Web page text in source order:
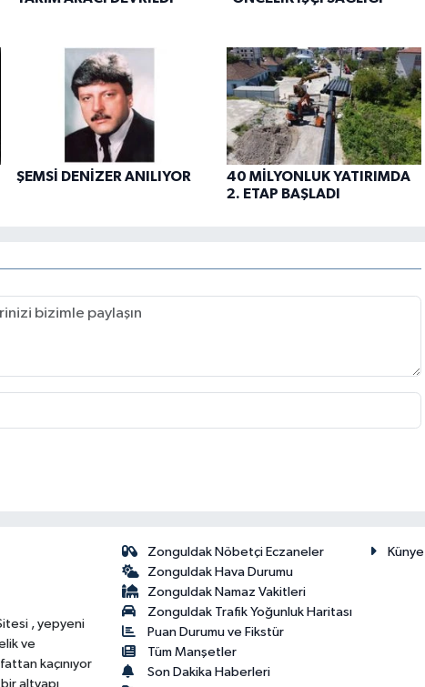
ŞEMSİ DENİZER ANILIYOR
40 MİLYONLUK YATIRIMDA
2. ETAP BAŞLADI
, yepyeni
ve
kaçınıyor
altyapı
Zonguldak Nöbetçi Eczaneler
Zonguldak Hava Durumu
Zonguldak Namaz Vakitleri
Zonguldak Trafik Yoğunluk Haritası
Puan Durumu ve Fikstür
Tüm Manşetler
Son Dakika Haberleri
Künye